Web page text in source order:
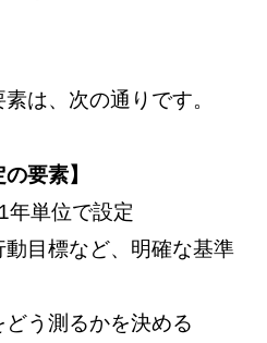
は、次の通りです。
要素】
年単位で設定
動目標など、明確な基準
どう測るかを決める